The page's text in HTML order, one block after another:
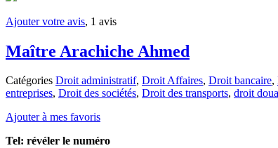
Ajouter votre avis, 1 avis
Maître Arachiche Ahmed
Catégories Droit administratif, Droit Affaires, Droit bancaire,
entreprises, Droit des sociétés, Droit des transports, droit
Ajouter à mes favoris
Tel: révéler le numéro